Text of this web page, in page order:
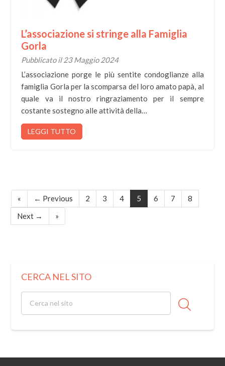
L’associazione si stringe alla Famiglia
Gorla
Pubblicato il 23 Maggio 2024
L’associazione porge le più sentite condoglianze alla
famiglia Gorla per la scomparsa del loro amato papà, al
quale va il nostro ringraziamento per il sempre
costante sostegno alle attività della…
LEGGI TUTTO
« ← Previous 2 3 4 5 6 7
8
Next →
»
CERCA NEL SITO